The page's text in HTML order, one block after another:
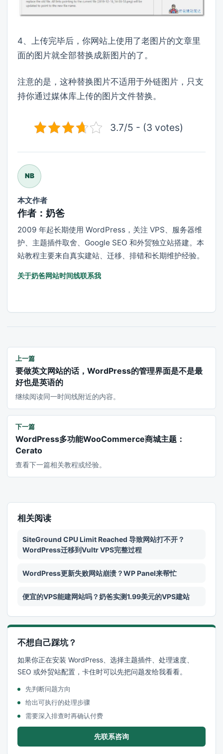
4、上传完毕后，你网站上使用了老图片的文章里
面的图片就全部替换成新图片的了。
注意的是，这种替换图片不适用于外链图片，只支
持你通过媒体库上传的图片文件替换。
3.7/5 - (3 votes)
NB
本文作者
作者：奶爸
2009 年起长期使用 WordPress，关注 VPS、服务器维
护、主题插件取舍、Google SEO 和外贸独立站搭建。本
站教程主要来自真实建站、迁移、排错和长期维护经验。
关于奶爸网站时间线联系我
上一篇
要做英文网站的话，WordPress的管理界面是不是最
好也是英语的
继续阅读同一时间线附近的内容。
下一篇
WordPress多功能WooCommerce商城主题：
Cerato
查看下一篇相关教程或经验。
相关阅读
SiteGround CPU Limit Reached 导致网站打不开？
WordPress迁移到Vultr VPS完整过程
WordPress更新失败网站崩溃？WP Panel来帮忙
便宜的VPS能建网站吗？奶爸实测1.99美元的VPS建站
不想自己踩坑？
如果你正在安装 WordPress、选择主题插件、处理速度、
SEO 或外贸站配置，卡住时可以先把问题发给我看看。
先判断问题方向
给出可执行的处理步骤
需要深入排查时再确认付费
先联系咨询